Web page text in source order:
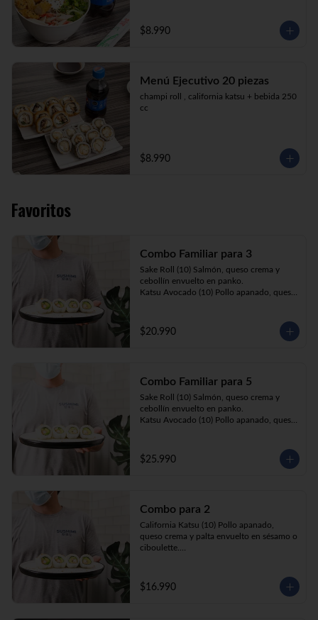
$8.990
Menú Ejecutivo 20 piezas
champi roll , california katsu + bebida 250
cc
$8.990
Favoritos
Combo Familiar para 3
Sake Roll (10) Salmón, queso crema y
cebollín envuelto en panko.
Katsu Avocado (10) Pollo apanado, queso
y palta envuelta en sésamo o ciboulette.
Gyosas a elección (5u) + Bebida 1.5lt a
**Imagen Referencial**
$20.990
Combo Familiar para 5
Sake Roll (10) Salmón, queso crema y
cebollín envuelto en panko.
Katsu Avocado (10) Pollo apanado, queso
cebollín, envuelto en ciboulette o sesamo.
Tempura ebi avocado (10) Camarón
queso crema y palta envuelto en sésamo o
ciboulette.
Gyosas a elección (5u) + Bebida 1.5lt a
elección
**Imagen Referencial**
$25.990
Combo para 2
California Katsu (10) Pollo apanado,
queso crema y palta envuelto en sésamo o
ciboulette.
en palta.
Gyosas a elección  (5u)  + 2 bebidas
$16.990